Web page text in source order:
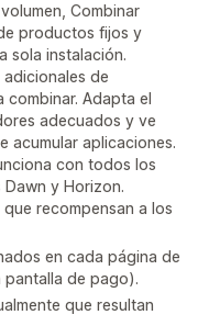
Combinar
productos fijos y
sola instalación.
de
Adapta el
adecuados y ve
acumular aplicaciones.
con todos los
y Horizon.
recompensan a los
en cada página de
de pago).
que resultan